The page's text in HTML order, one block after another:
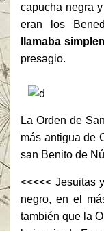
capucha negra
eran los
llamaba
presagio.
La Orden de
más antigua de
san Benito de
<<<<< Jesuitas
negro, en el
también que la